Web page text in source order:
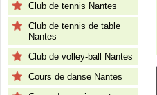
Club de tennis Nantes
Club de tennis de table
Nantes
Club de volley-ball Nantes
Cours de danse Nantes